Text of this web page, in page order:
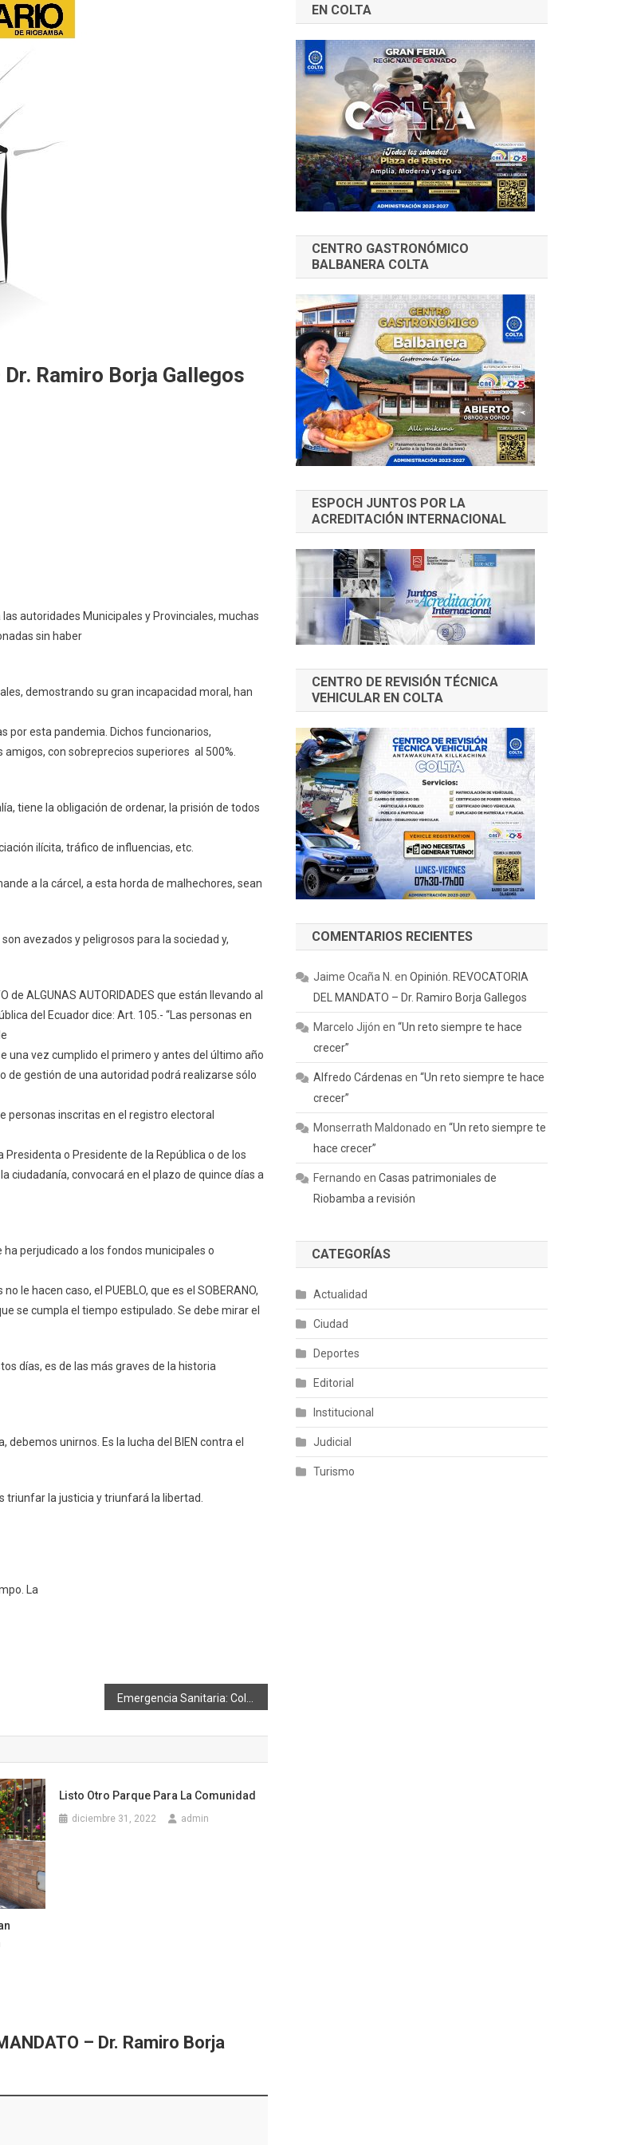
Dr. Ramiro Borja Gallegos
autoridades Municipales y Provinciales, muchas
sin haber
demostrando su gran incapacidad moral, han
por esta pandemia. Dichos funcionarios,
con sobreprecios superiores al 500%.
tiene la obligación de ordenar, la prisión de todos
ilícita, tráfico de influencias, etc.
a la cárcel, a esta horda de malhechores, sean
avezados y peligrosos para la sociedad y,
de ALGUNAS AUTORIDADES que están llevando al
del Ecuador dice: Art. 105.- “Las personas en
una vez cumplido el primero y antes del último año
de gestión de una autoridad podrá realizarse sólo
personas inscritas en el registro electoral
Presidenta o Presidente de la República o de los
ciudadanía, convocará en el plazo de quince días a
ha perjudicado a los fondos municipales o
le hacen caso, el PUEBLO, que es el SOBERANO,
se cumpla el tiempo estipulado. Se debe mirar el
días, es de las más graves de la historia
unirnos. Es la lucha del BIEN contra el
triunfar la justicia y triunfará la libertad.
La
Listo Otro Parque Para La Comunidad
diciembre 31, 2022 admin
– Dr. Ramiro Borja
EN COLTA
CENTRO GASTRONÓMICO
BALBANERA COLTA
ESPOCH JUNTOS POR LA
ACREDITACIÓN INTERNACIONAL
CENTRO DE REVISIÓN TÉCNICA
VEHICULAR EN COLTA
COMENTARIOS RECIENTES
Jaime Ocaña N. enOpinión. REVOCATORIA
DEL MANDATO – Dr. Ramiro Borja Gallegos
Marcelo Jijón en“Un reto siempre te hace
crecer”
Alfredo Cárdenas en“Un reto siempre te hace
crecer”
Monserrath Maldonado en“Un reto siempre te
hace crecer”
Fernando enCasas patrimoniales de
Riobamba a revisión
CATEGORÍAS
Actualidad
Ciudad
Deportes
Editorial
Institucional
Judicial
Turismo